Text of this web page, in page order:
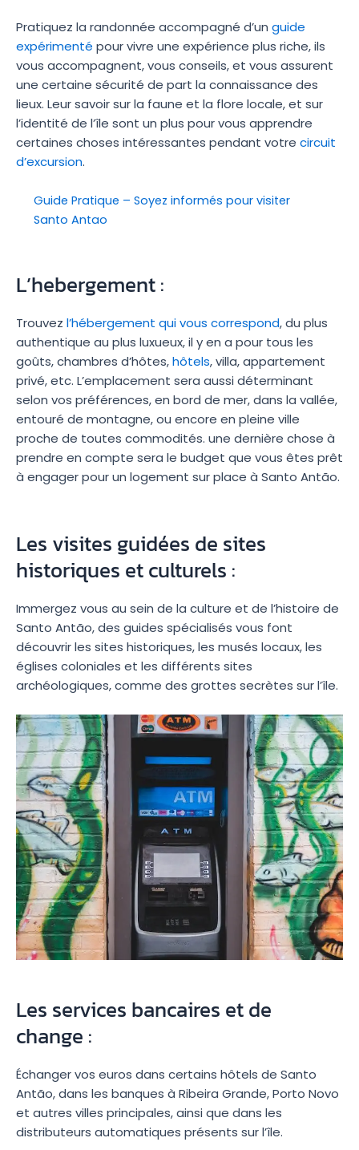
Pratiquez la randonnée accompagné d’un guide
expérimenté pour vivre une expérience plus riche, ils
vous accompagnent, vous conseils, et vous assurent
une certaine sécurité de part la connaissance des
lieux. Leur savoir sur la faune et la flore locale, et sur
l’identité de l’île sont un plus pour vous apprendre
certaines choses intéressantes pendant votre circuit
d’excursion.
Guide Pratique – Soyez informés pour visiter
Santo Antao
L’hebergement :
Trouvez l’hébergement qui vous correspond, du plus
authentique au plus luxueux, il y en a pour tous les
goûts, chambres d’hôtes,hôtels, villa, appartement
privé, etc. L’emplacement sera aussi déterminant
selon vos préférences, en bord de mer, dans la vallée,
entouré de montagne, ou encore en pleine ville
proche de toutes commodités. une dernière chose à
prendre en compte sera le budget que vous êtes prêt
à engager pour un logement sur place à Santo Antão.
Les visites guidées de sites
historiques et culturels :
Immergez vous au sein de la culture et de l’histoire de
Santo Antão, des guides spécialisés vous font
découvrir les sites historiques, les musés locaux, les
églises coloniales et les différents sites
archéologiques, comme des grottes secrètes sur l’île.
Les services bancaires et de
change :
Échanger vos euros dans certains hôtels de Santo
Antão, dans les banques à Ribeira Grande, Porto Novo
et autres villes principales, ainsi que dans les
distributeurs automatiques présents sur l’île.